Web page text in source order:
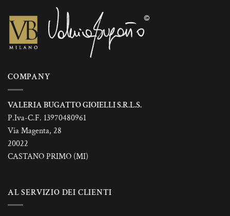
COMPANY
VALERIA BUGATTO GIOIELLI S.R.L.S.
P.Iva-C.F. 13970480961
Via Magenta, 28
20022
CASTANO PRIMO (MI)
AL SERVIZIO DEI CLIENTI